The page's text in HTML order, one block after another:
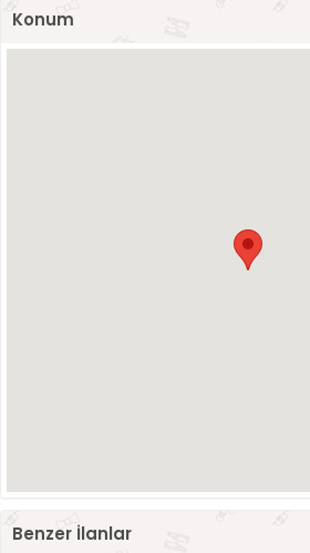
Konum
Benzer İlanlar